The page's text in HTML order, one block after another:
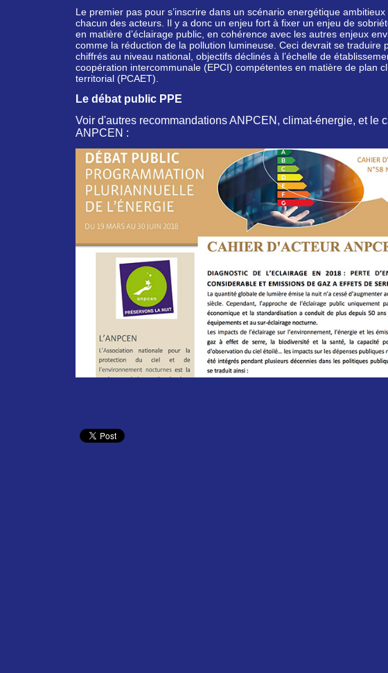
Le premier pas pour s’inscrire dans un scénario energétique
chacun des acteurs. Il y a donc un enjeu fort à fixer un enjeu de
en matière d’éclairage public, en cohérence avec les autres enjeux
comme la réduction de la pollution lumineuse. Ceci devrait se traduire
chiffrés au niveau national, objectifs déclinés à l’échelle de
coopération intercommunale (EPCI) compétentes en matière de plan
territorial (PCAET).
Le débat public PPE
Voir d'autres recommandations ANPCEN, climat-énergie, et le
ANPCEN :